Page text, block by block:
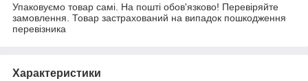
Упаковуємо товар самі. На пошті обов'язково! Перевіряйте
замовлення. Товар застрахований на випадок пошкодження
перевізника
Характеристики